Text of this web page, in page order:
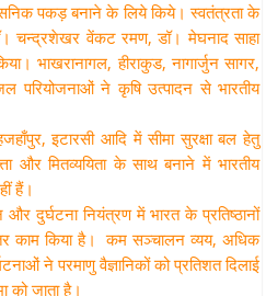
पकड़ बनाने के लिये किये। स्वतंत्रता के
चन्द्रशेखर वेंकट रमण, डॉ। मेघनाद साहा
भाखरानागल, हीराकुड, नागार्जुन सागर,
परियोजनाओं ने कृषि उत्पादन से भारतीय
इटारसी आदि में सीमा सुरक्षा बल हेतु
और मितव्ययिता के साथ बनाने में भारतीय
हैं।
और दुर्घटना नियंत्रण में भारत के प्रतिष्ठानों
काम किया है। कम सञ्चालन व्यय, अधिक
ने परमाणु वैज्ञानिकों को प्रतिशत दिलाई
को जाता है।